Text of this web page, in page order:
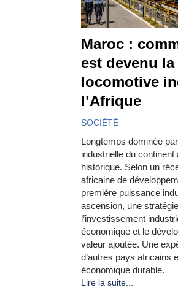
Maroc :
est devenu
locomotive
l’Afrique
SOCIÉTÉ
Longtemps dominée
industrielle du
historique. Selon un
africaine de
première puissance
ascension, une
l’investissement
économique et le
valeur ajoutée. Une
d’autres pays africains
économique durable.
Lire la suite...